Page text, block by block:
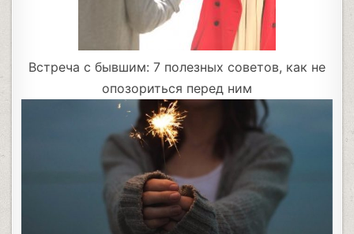
Встреча с бывшим: 7 полезных советов, как не
опозориться перед ним